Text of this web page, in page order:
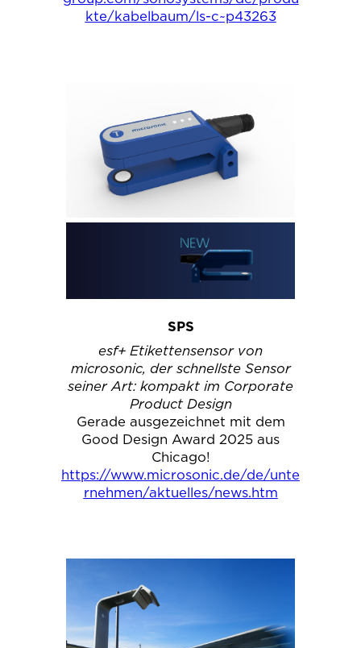
kte/kabelbaum/ls-c~p43263
SPS
esf+ Etikettensensor von
microsonic, der schnellste Sensor
seiner Art: kompakt im Corporate
Product Design
Gerade ausgezeichnet mit dem
Good Design Award 2025 aus
Chicago!
https://www.microsonic.de/de/unte
rnehmen/aktuelles/news.htm